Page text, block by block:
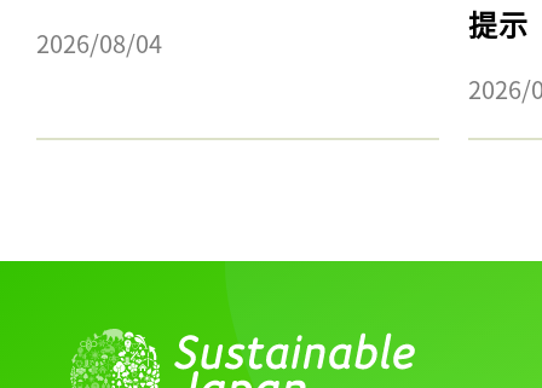
2026/08/04
提示
2026/
記事をお気に入りに
ログインが必
会員登録